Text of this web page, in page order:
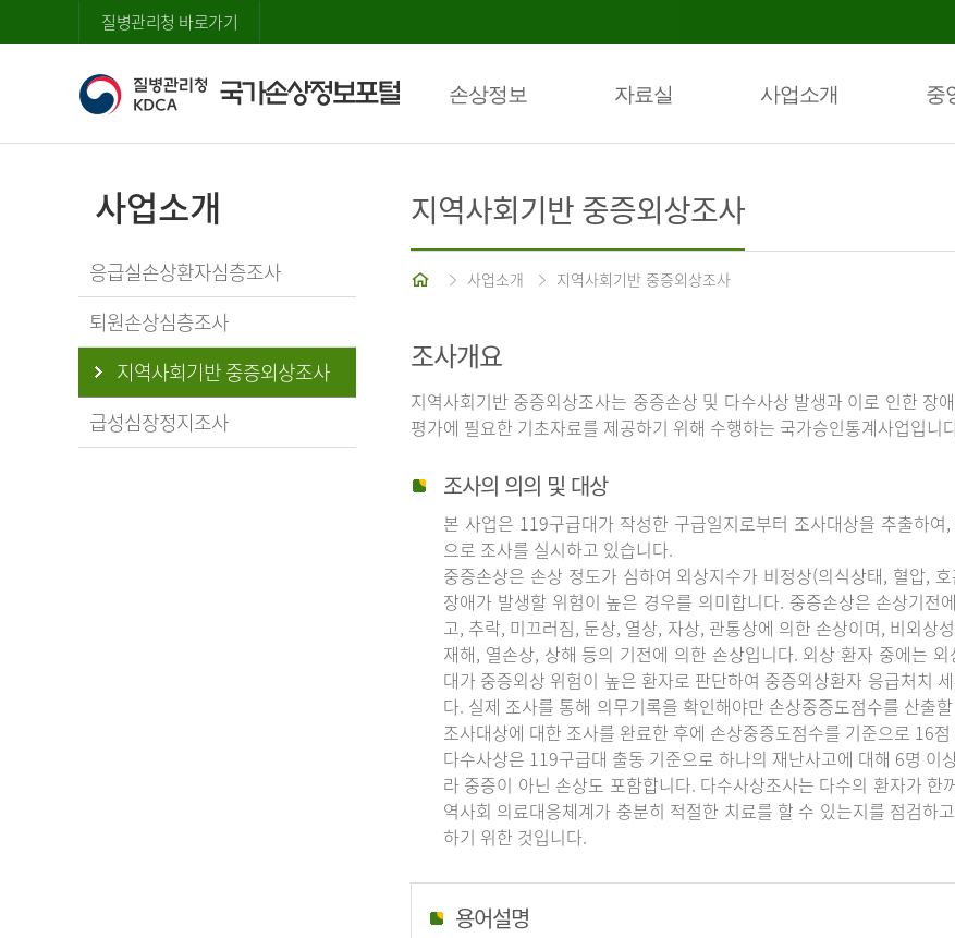
질병관리청 바로가기
손상정보 자료실 사업소개 중
사업소개
응급실손상환자심층조사
퇴원손상심층조사
지역사회기반 중증외상조사
급성심장정지조사
지역사회기반 중증외상조사
홈 사업소개 지역사회기반 중증외상조사
조사개요
지역사회기반 중증외상조사는 중증손상 및 다수사상 발생과 이로 인한 장
평가에 필요한 기초자료를 제공하기 위해 수행하는 국가승인통계사업입니
조사의 의의 및 대상
본 사업은 119구급대가 작성한 구급일지로부터 조사대상을 추출하
으로 조사를 실시하고 있습니다.
중증손상은 손상 정도가 심하여 외상지수가 비정상(의식상태, 혈압,
장애가 발생할 위험이 높은 경우를 의미합니다. 중증손상은 손상기전
고, 추락, 미끄러짐, 둔상, 열상, 자상, 관통상에 의한 손상이며, 비외상
재해, 열손상, 상해 등의 기전에 의한 손상입니다. 외상 환자 중에는
대가 중증외상 위험이 높은 환자로 판단하여 중증외상환자 응급처치
다. 실제 조사를 통해 의무기록을 확인해야만 손상중증도점수를 산출
조사대상에 대한 조사를 완료한 후에 손상중증도점수를 기준으로 16
다수사상은 119구급대 출동 기준으로 하나의 재난사고에 대해 6명
라 중증이 아닌 손상도 포함합니다. 다수사상조사는 다수의 환자가
역사회 의료대응체계가 충분히 적절한 치료를 할 수 있는지를 점검하
하기 위한 것입니다.
용어설명